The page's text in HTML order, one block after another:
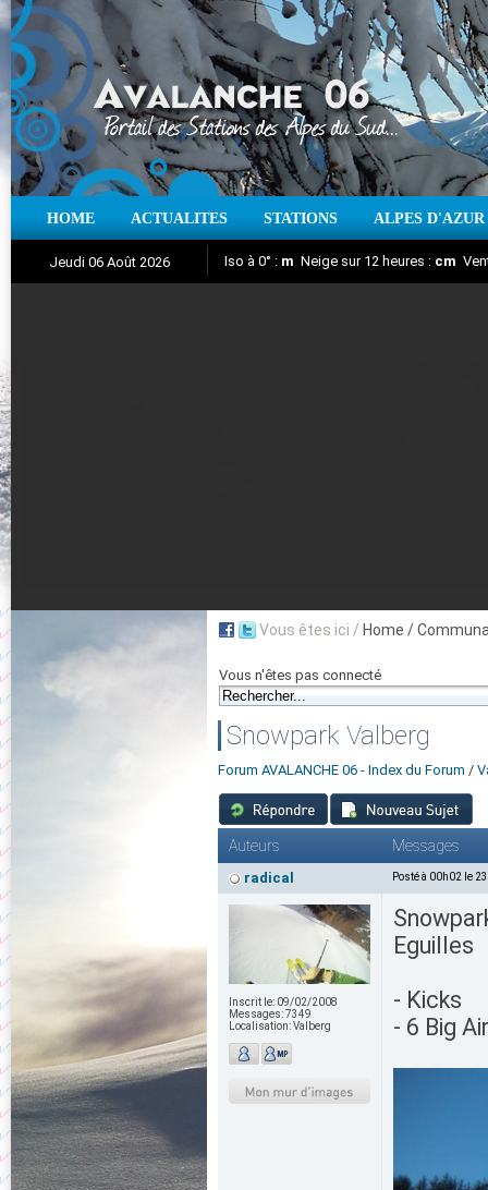
HOME ACTUALITES STATIONS ALPES D'AZUR
Jeudi 06 Août 2026 Iso à 0° : m Neige sur 12 heures : cm
Vous êtes ici / Home /
Vous n'êtes pas connecté
Snowpark Valberg
Forum AVALANCHE 06 - Index du Forum /
Auteurs Messages
radical Posté à 00h02 le
Inscrit le: 09/02/2008
Messages:7349
Localisation:Valberg
Eguilles
- Kicks
- 6 Big